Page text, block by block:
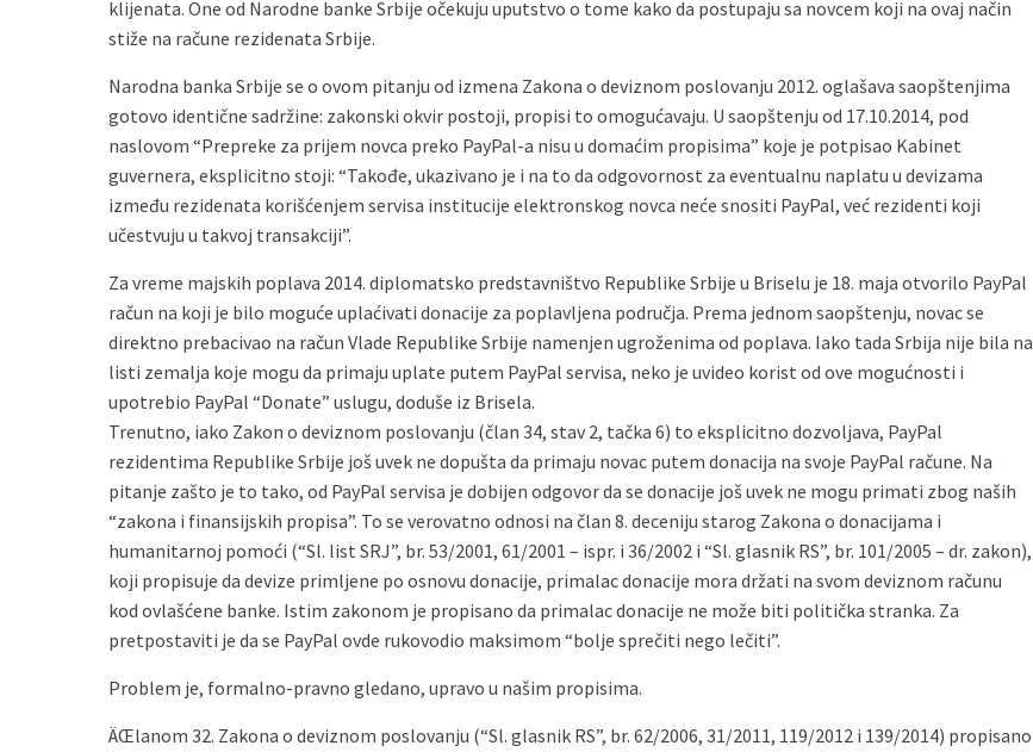
klijenata. One od Narodne banke Srbije očekuju uputstvo o tome kako da postupaju sa novcem koji na ovaj način
stiže na račune rezidenata Srbije.
Narodna banka Srbije se o ovom pitanju od izmena Zakona o deviznom poslovanju 2012. oglašava saopštenjima
gotovo identične sadržine: zakonski okvir postoji, propisi to omogućavaju. U saopštenju od 17.10.2014, pod
naslovom “Prepreke za prijem novca preko PayPal-a nisu u domaćim propisima” koje je potpisao Kabinet
guvernera, eksplicitno stoji: “Takođe, ukazivano je i na to da odgovornost za eventualnu naplatu u devizama
između rezidenata korišćenjem servisa institucije elektronskog novca neće snositi PayPal, već rezidenti koji
učestvuju u takvoj transakciji”.
Za vreme majskih poplava 2014. diplomatsko predstavništvo Republike Srbije u Briselu je 18. maja otvorilo PayPal
račun na koji je bilo moguće uplaćivati donacije za poplavljena područja. Prema jednom saopštenju, novac se
direktno prebacivao na račun Vlade Republike Srbije namenjen ugroženima od poplava. Iako tada Srbija nije bila na
listi zemalja koje mogu da primaju uplate putem PayPal servisa, neko je uvideo korist od ove mogućnosti i
upotrebio PayPal “Donate” uslugu, doduše iz Brisela.
Trenutno, iako Zakon o deviznom poslovanju (član 34, stav 2, tačka 6) to eksplicitno dozvoljava, PayPal
rezidentima Republike Srbije još uvek ne dopušta da primaju novac putem donacija na svoje PayPal račune. Na
pitanje zašto je to tako, od PayPal servisa je dobijen odgovor da se donacije još uvek ne mogu primati zbog naših
“zakona i finansijskih propisa”. To se verovatno odnosi na član 8. deceniju starog Zakona o donacijama i
humanitarnoj pomoći (“Sl. list SRJ”, br. 53/2001, 61/2001 – ispr. i 36/2002 i “Sl. glasnik RS”, br. 101/2005 – dr. zakon),
koji propisuje da devize primljene po osnovu donacije, primalac donacije mora držati na svom deviznom računu
kod ovlašćene banke. Istim zakonom je propisano da primalac donacije ne može biti politička stranka. Za
pretpostaviti je da se PayPal ovde rukovodio maksimom “bolje sprečiti nego lečiti”.
Problem je, formalno-pravno gledano, upravo u našim propisima.
ÄŒlanom 32. Zakona o deviznom poslovanju (“Sl. glasnik RS”, br. 62/2006, 31/2011, 119/2012 i 139/2014) propisano